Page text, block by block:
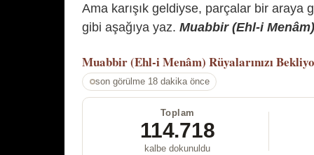
Ama karışık geldiyse, parçalar bir araya
gibi aşağıya yaz. Muabbir (Ehl-i
Muabbir (Ehl-i Menâm) Rüyalarınızı
son görülme 18 dakika önce
Toplam
114.718
kalbe dokunuldu